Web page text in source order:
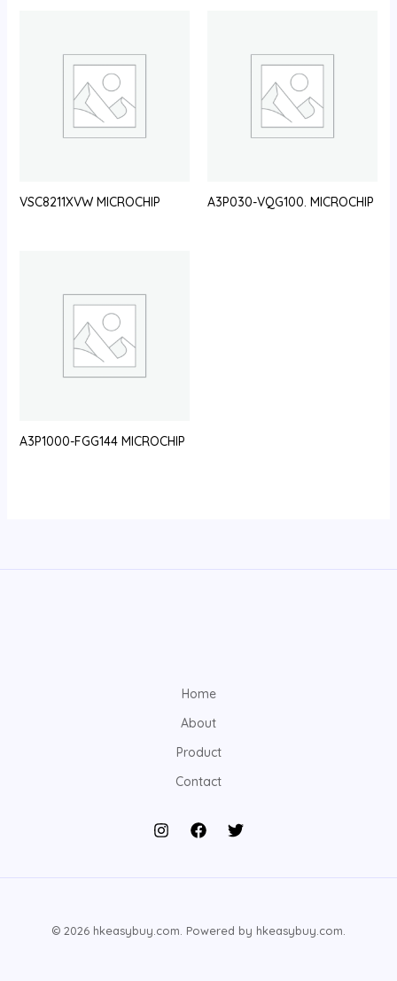
VSC8211XVW MICROCHIP A3P030-VQG100. MICROCHIP
A3P1000-FGG144 MICROCHIP
Home
About
Product
Contact
© 2026 hkeasybuy.com. Powered by hkeasybuy.com.